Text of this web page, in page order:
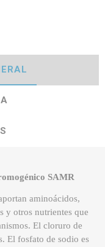
SAMR
aminoácidos,
y otros nutrientes que
El cloruro de
El fosfato de sodio es